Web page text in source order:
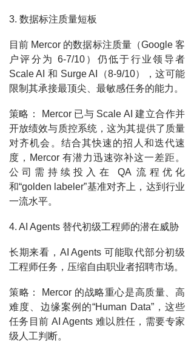
3. 数据标注质量短板
目前 Mercor 的数据标注质量（Google 客
户评分为 6-7/10）仍低于行业领导者
Scale AI 和 Surge AI（8-9/10），这可能
限制其承接最顶尖、最敏感任务的能力。
策略： Mercor 已与 Scale AI 建立合作并
开放绩效与质控系统，这为其提供了质量
对齐机会。结合其快速的招人和迭代速
度，Mercor 有潜力迅速弥补这一差距。
公司需持续投入在 QA 流程优化
和“golden labeler”基准对齐上，达到行业
一流水平。
4. AI Agents 替代初级工程师的潜在威胁
长期来看，AI Agents 可能取代部分初级
工程师任务，压缩自由职业者招聘市场。
策略： Mercor 的战略重心是高质量、高
难度、边缘案例的“Human Data”，这些
任务目前 AI Agents 难以胜任，需要专家
级人工判断。